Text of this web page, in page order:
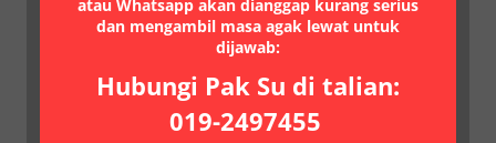
March 2021(1)
(1)
July 2020
(2)
atau Whatsapp akan dianggap kurang serius
dan mengambil masa agak lewat untuk
dijawab:
Hubungi Pak Su di talian:
019-2497455